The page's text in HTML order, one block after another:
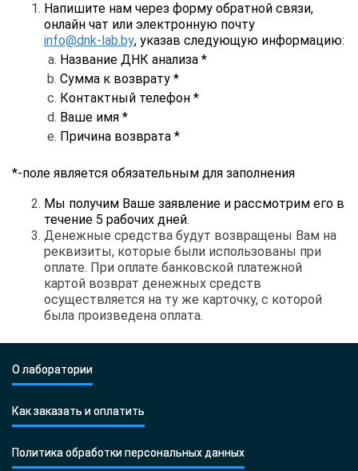
Напишите нам через форму обратной связи,
онлайн чат или электронную почту
info@dnk-lab.by, указав следующую информацию:
Название ДНК анализа *
Сумма к возврату *
Контактный телефон *
Ваше имя *
Причина возврата *
*-поле является обязательным для заполнения
Мы получим Ваше заявление и рассмотрим его в
течение 5 рабочих дней.
Денежные средства будут возвращены Вам на
реквизиты, которые были использованы при
оплате. При оплате банковской платежной
картой возврат денежных средств
осуществляется на ту же карточку, с которой
была произведена оплата.
О лаборатории
Как заказать и оплатить
Политика обработки персональных данных